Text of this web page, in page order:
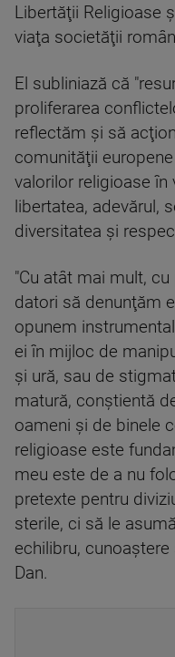
Libertăţii Religioase
viaţa societăţii
El subliniază că
proliferarea
reflectăm şi să
comunităţii
valorilor religioase în
libertatea, adevărul,
diversitatea şi
"Cu atât mai mult,
datori să denunţăm
opunem
ei în mijloc de
şi ură, sau de
matură, conştientă
oameni şi de binele
religioase este
meu este de a nu
pretexte pentru
sterile, ci să le
echilibru,
Dan.